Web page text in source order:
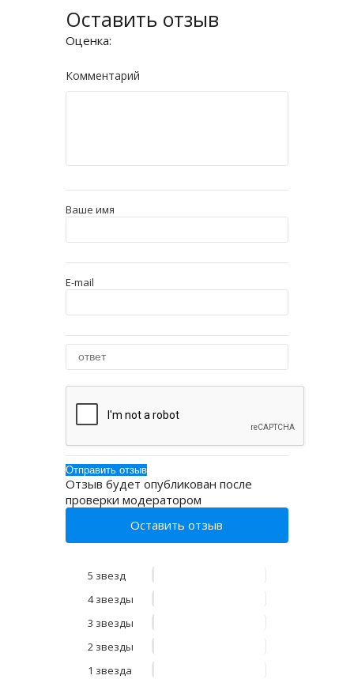
Оставить отзыв
Оценка:
Комментарий
Ваше имя
E-mail
Отзыв будет опубликован после
проверки модератором
Оставить отзыв
5 звезд
4 звезды
3 звезды
2 звезды
1 звезда